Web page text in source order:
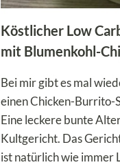
Köstlicher Low
mit Blumenkohl-
Bei mir gibt es mal
einen Chicken-Burrito-
Eine leckere bunte
Kultgericht. Das
ist natürlich wie immer